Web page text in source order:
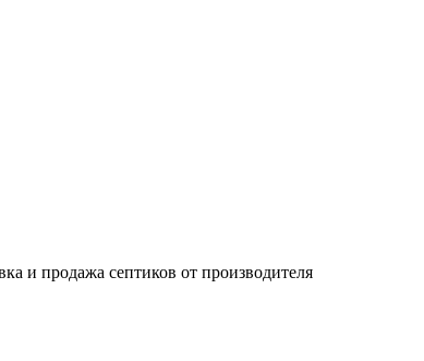
и продажа септиков от производителя